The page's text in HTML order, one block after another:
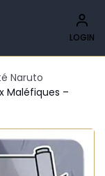
LOGIN
Naruto
Maléfiques –